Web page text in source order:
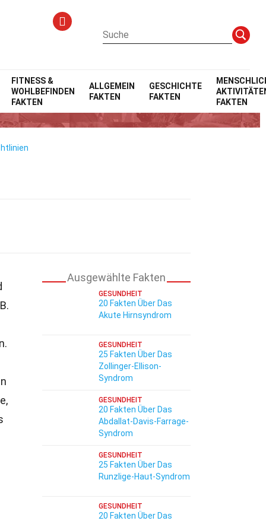
FITNESS &
WOHLBEFINDEN
FAKTEN
ALLGEMEIN
FAKTEN
GESCHICHTE
FAKTEN
FAKTEN
Ausgewählte Fakten
GESUNDHEIT
20 Fakten Über Das
Akute Hirnsyndrom
GESUNDHEIT
25 Fakten Über Das
Zollinger-Ellison-
Syndrom
GESUNDHEIT
20 Fakten Über Das
Abdallat-Davis-Farrage-
Syndrom
GESUNDHEIT
25 Fakten Über Das
Runzlige-Haut-Syndrom
GESUNDHEIT
20 Fakten Über Das